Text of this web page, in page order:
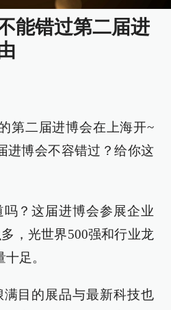
能错过第二届进
第二届进博会在上海开~
进博会不容错过？给你这
？这届进博会参展企业
，光世界500强和行业龙
足。
目的展品与最新科技也